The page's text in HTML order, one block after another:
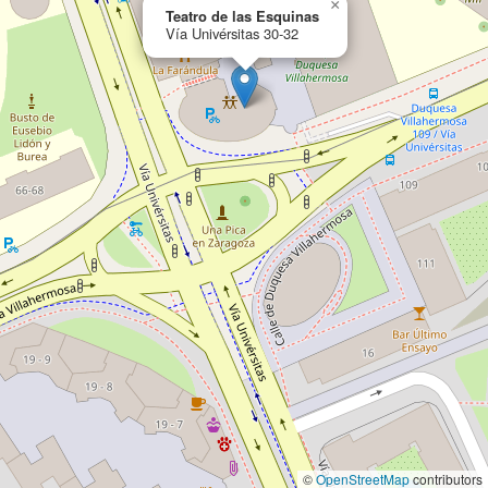
Teatro de las Esquinas
Vía Univérsitas 30-32
×
©OpenStreetMapcontributors